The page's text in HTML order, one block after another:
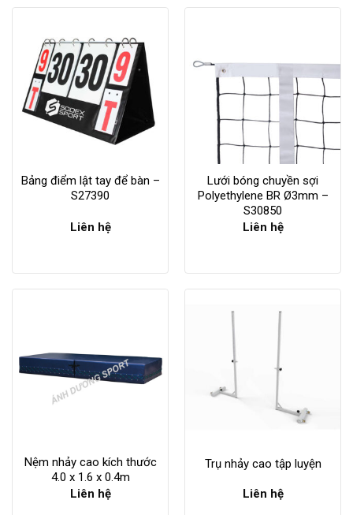
Bảng điểm lật tay để bàn –
S27390
Liên hệ
Lưới bóng chuyền sợi
Polyethylene BR Ø3mm –
S30850
Liên hệ
Nệm nhảy cao kích thước
4.0 x 1.6 x 0.4m
Liên hệ
Trụ nhảy cao tập luyện
Liên hệ